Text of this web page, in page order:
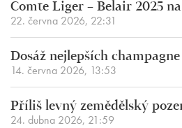
Comte Liger – Belair 2025
22. června 2026, 22:31
Dosáž nejlepších
14. června 2026, 13:53
Příliš levný zemědělský
24. dubna 2026, 21:59